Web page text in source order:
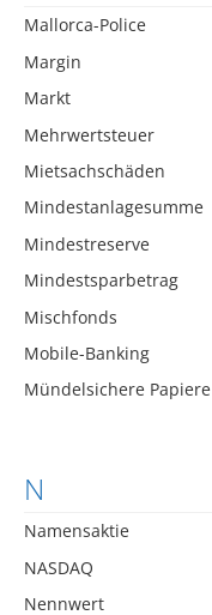
Mallorca-Police
Margin
Markt
Mehrwertsteuer
Mietsachschäden
Mindestanlagesumme
Mindestreserve
Mindestsparbetrag
Mischfonds
Mobile-Banking
Mündelsichere Papiere
N
Namensaktie
NASDAQ
Nennwert